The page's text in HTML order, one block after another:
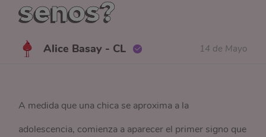
senos?
Alice Basay - CL 14 de Mayo
A medida que una chica se aproxima a la
adolescencia, comienza a aparecer el primer signo que